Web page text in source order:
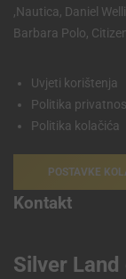
,Nautica, Daniel
Barbara Polo,
Uvjeti korištenja
Politika
Politika kolačića
POSTAVKE
Kontakt
Silver Land